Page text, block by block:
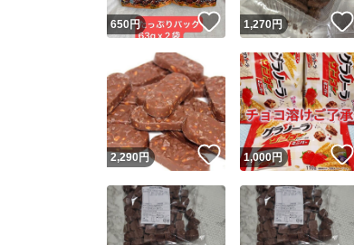
650円 いいね！
1,270円
2,290 円 いいね！
1,000円